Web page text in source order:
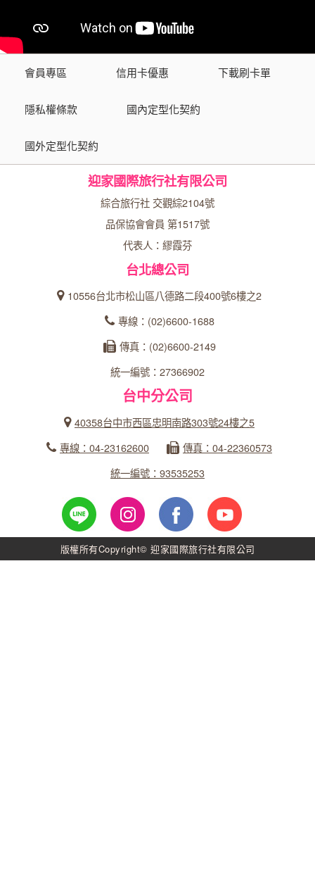
會員專區 信用卡優惠 下載刷卡單
隱私權條款 國內定型化契約
國外定型化契約
迎家國際旅行社有限公司
綜合旅行社 交觀綜2104號
品保協會會員 第1517號
代表人：繆霞芬
台北總公司
10556台北市松山區八德路二段400號6樓之2
專線：(02)6600-1688
傳真：(02)6600-2149
統一編號：27366902
台中分公司
40358台中市西區忠明南路303號24樓之5
專線：04-23162600
傳真：04-22360573
統一編號：93535253
版權所有Copyright© 迎家國際旅行社有限公司